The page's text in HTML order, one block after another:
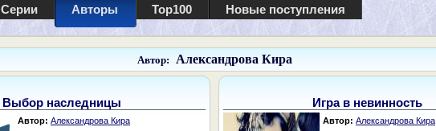
Серии Авторы Top100 Новые поступления
Автор: Александрова Кира
Выбор наследницы
Автор: Александрова Кира
Игра в невинность
Автор: Александрова Кира